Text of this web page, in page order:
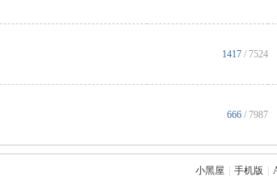
1417 / 7524
666 / 7987
小黑屋 手机版